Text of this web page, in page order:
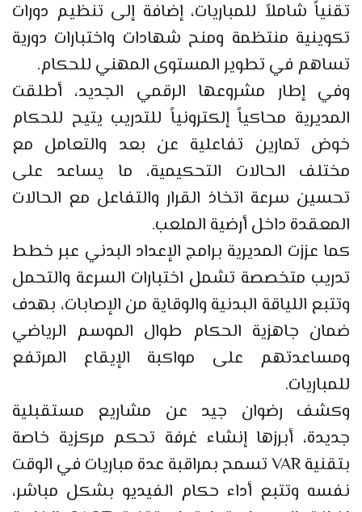
تقنياً شاملاً للمباريات، إضافة إلى تنظيم دورات
تكوينية منتظمة ومنح شهادات واختبارات دورية
تساهم في تطوير المستوى المهني للحكام.
وفي إطار مشروعها الرقمي الجديد، أطلقت
المديرية محاكياً إلكترونياً للتدريب يتيح للحكام
خوض تمارين تفاعلية عن بعد والتعامل مع
مختلف الحالات التحكيمية، ما يساعد على
تحسين سرعة اتخاذ القرار والتفاعل مع الحالات
المعقدة داخل أرضية الملعب.
كما عززت المديرية برامج الإعداد البدني عبر خطط
تدريب متخصصة تشمل اختبارات السرعة والتحمل
وتتبع اللياقة البدنية والوقاية من الإصابات، بهدف
ضمان جاهزية الحكام طوال الموسم الرياضي
ومساعدتهم على مواكبة الإيقاع المرتفع
للمباريات.
وكشف رضوان جيد عن مشاريع مستقبلية
جديدة، أبرزها إنشاء غرفة تحكم مركزية خاصة
بتقنية VAR تسمح بمراقبة عدة مباريات في الوقت
نفسه وتتبع أداء حكام الفيديو بشكل مباشر،